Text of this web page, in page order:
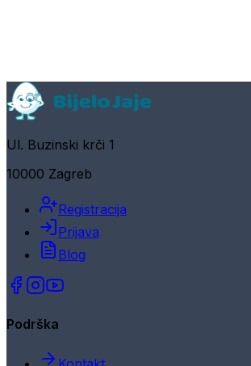
Ul. Buzinski krči 1
10000 Zagreb
Registracija
Prijava
Blog
Podrška